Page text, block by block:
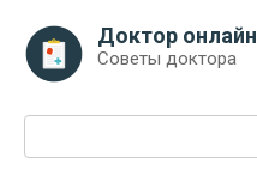
контенту
Доктор онлайн
Советы доктора
Поиск: